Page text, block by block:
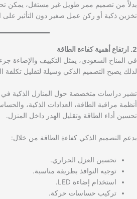
بدلاً من تصميم ممر طويل غير مستغل، يمكن
تخزين ذكية أو ركن عمل صغير دون التأثير على
2. ارتفاع أهمية كفاءة الطاقة
في المناخ السعودي، يمثل التكييف والإضاءة
لذلك يصبح التصميم الذكي وسيلة لتقليل تكلفة
تشير دراسات متخصصة حول المنازل الذكية في
أنظمة مراقبة الطاقة، العدادات الذكية،
تحسين أداء الطاقة وتقليل الهدر داخل المنزل.
يدعم التصميم الذكي كفاءة الطاقة من خلال:
تحسين العزل الحراري.
توجيه النوافذ بطريقة مناسبة.
استخدام إضاءة LED.
تركيب حساسات حركة.